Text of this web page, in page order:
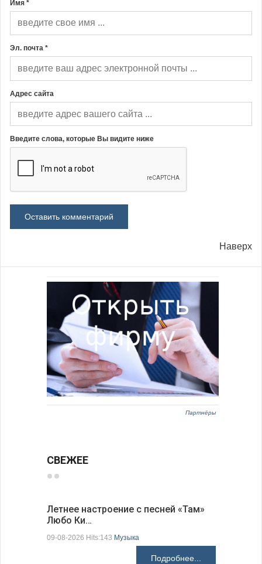
Имя *
Эл. почта *
Адрес сайта
Введите слова, которые Вы видите ниже
Наверх
Партнёры
СВЕЖЕЕ
Летнее настроение с песней «Там»
Любо Ки…
09-08-2026 Hits:143 Музыка
Подробнее...